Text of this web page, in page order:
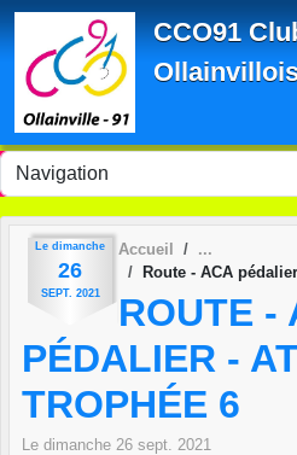
CCO91
Le dimanche
26
SEPT. 2021
Accueil
Route - ACA
ROUTE -
PÉDALIER -
TROPHÉE 6
Le dimanche 26 sept. 2021
Panneau de gestion des cookies